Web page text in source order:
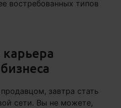
востребованных типов
завтра стать
сети. Вы не можете,